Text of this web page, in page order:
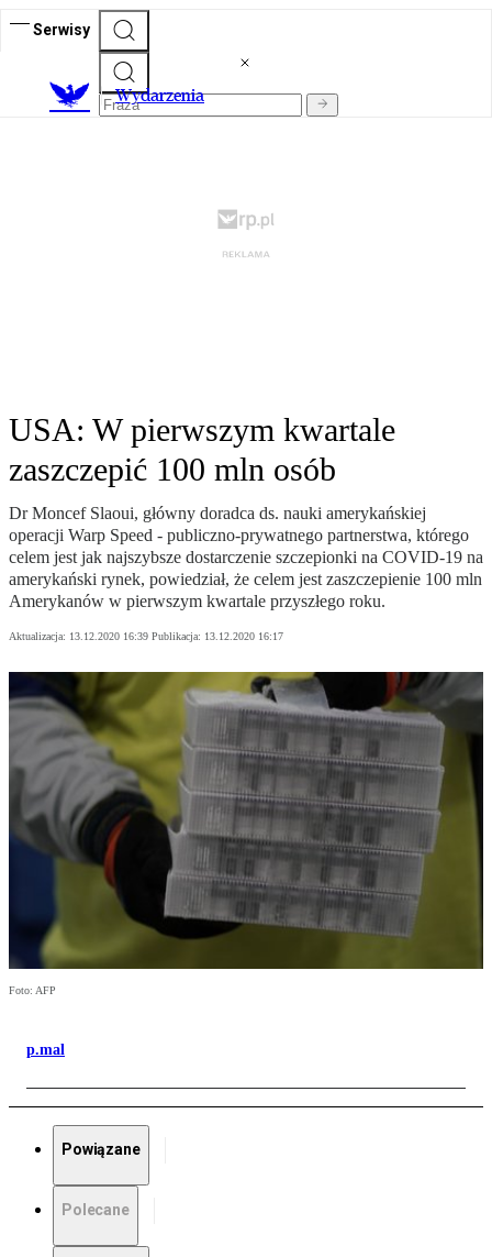
Serwisy
Wydarzenia
USA: W pierwszym kwartale
zaszczepić 100 mln osób
Dr Moncef Slaoui, główny doradca ds. nauki amerykańskiej
operacji Warp Speed - publiczno-prywatnego partnerstwa, którego
celem jest jak najszybsze dostarczenie szczepionki na COVID-19 na
amerykański rynek, powiedział, że celem jest zaszczepienie 100 mln
Amerykanów w pierwszym kwartale przyszłego roku.
Aktualizacja: 13.12.2020 16:39 Publikacja: 13.12.2020 16:17
Foto: AFP
p.mal
Powiązane
Polecane